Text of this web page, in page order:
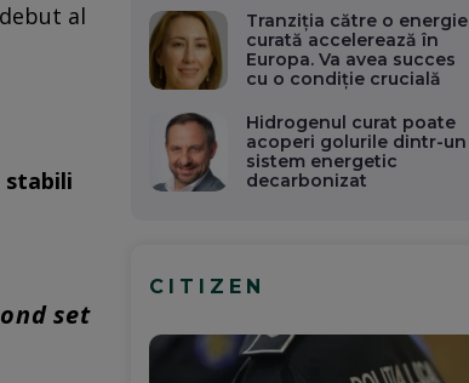
al
stabili
set
Tranziția către o energie
curată accelerează în
Europa. Va avea succes
cu o condiție crucială
Hidrogenul curat poate
acoperi golurile dintr-un
sistem energetic
decarbonizat
CITIZEN